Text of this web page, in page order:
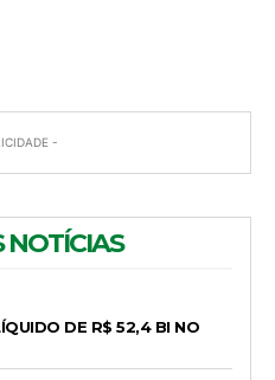
-
NOTÍCIAS
DE R$ 52,4 BI NO